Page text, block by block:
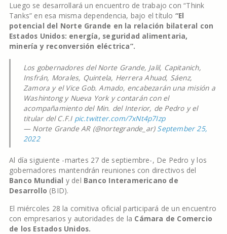
Luego se desarrollará un encuentro de trabajo con “Think
Tanks” en esa misma dependencia, bajo el título “El
potencial del Norte Grande en la relación bilateral con
Estados Unidos: energía, seguridad alimentaria,
minería y reconversión eléctrica”.
Los gobernadores del Norte Grande, Jalil, Capitanich,
Insfrán, Morales, Quintela, Herrera Ahuad, Sáenz,
Zamora y el Vice Gob. Amado, encabezarán una misión a
Washintong y Nueva York y contarán con el
acompañamiento del Min. del Interior, de Pedro y el
titular del C.F.I pic.twitter.com/7xNt4p7Izp
— Norte Grande AR (@nortegrande_ar) September 25,
2022
Al día siguiente -martes 27 de septiembre-, De Pedro y los
gobernadores mantendrán reuniones con directivos del
Banco Mundial y del Banco Interamericano de
Desarrollo (BID).
El miércoles 28 la comitiva oficial participará de un encuentro
con empresarios y autoridades de la Cámara de Comercio
de los Estados Unidos.